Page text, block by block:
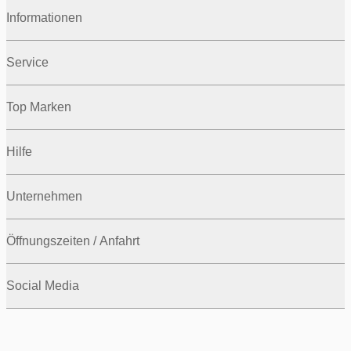
Informationen
Service
Top Marken
Hilfe
Unternehmen
Öffnungszeiten / Anfahrt
Social Media